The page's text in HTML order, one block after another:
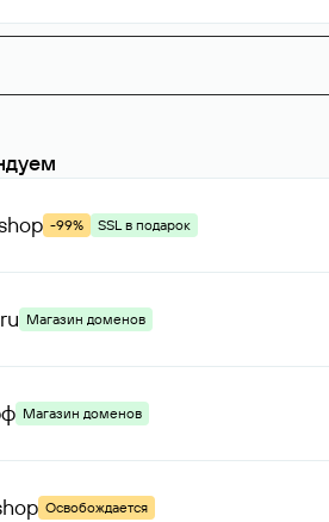
-99% SSL в подарок
Магазин доменов
Магазин доменов
Освобождается